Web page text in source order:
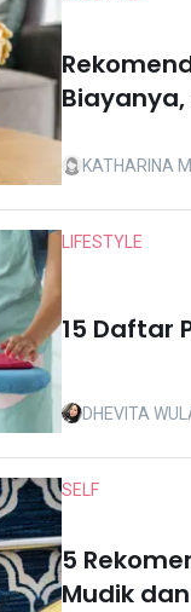
KATHARINA
LIFESTYLE
15 Daftar
DHEVITA
SELF
5
Mudik